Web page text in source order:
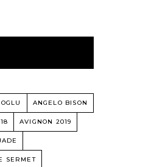
ANGELO BISON
AVIGNON 2019
SERMET